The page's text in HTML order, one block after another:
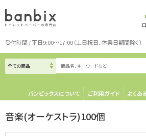
受付時間 / 平日9:00～17:00（土日祝日、休業日期間除く）
バンビックスについて ご利用ガイド よくあ
音楽(オーケストラ)100個